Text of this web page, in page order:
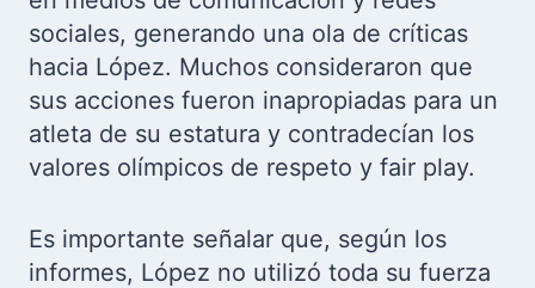
sociales, generando una ola de críticas
hacia López. Muchos consideraron que
sus acciones fueron inapropiadas para un
atleta de su estatura y contradecían los
valores olímpicos de respeto y fair play.
Es importante señalar que, según los
informes, López no utilizó toda su fuerza